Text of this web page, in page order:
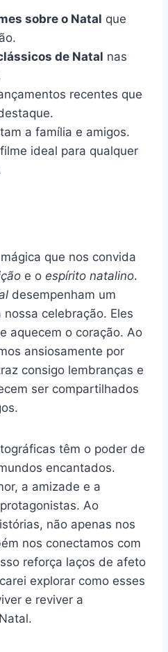
sobre o Natal que
de Natal nas
recentes que
a família e amigos.
ideal para qualquer
que nos convida
e o espírito natalino.
desempenham um
celebração. Eles
aquecem o coração. Ao
ansiosamente por
consigo lembranças e
ser compartilhados
têm o poder de
encantados.
a amizade e a
Ao
não apenas nos
nos conectamos com
reforça laços de afeto
explorar como esses
e reviver a